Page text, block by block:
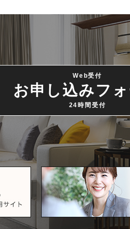
Web受付
お申し込みフ
24時間受付